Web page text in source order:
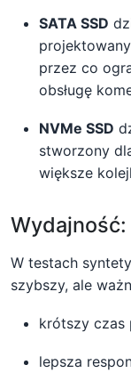
SATA SSD
przez co
obsługę
NVMe SSD
stworzony
większe
W testach
szybszy, ale
krótszy czas
lepsza